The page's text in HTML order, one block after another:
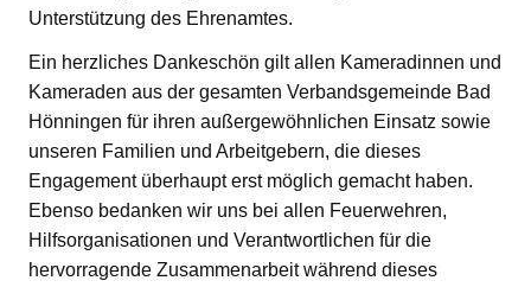
Unterstützung des Ehrenamtes.
Ein herzliches Dankeschön gilt allen Kameradinnen und
Kameraden aus der gesamten Verbandsgemeinde Bad
Hönningen für ihren außergewöhnlichen Einsatz sowie
unseren Familien und Arbeitgebern, die dieses
Engagement überhaupt erst möglich gemacht haben.
Ebenso bedanken wir uns bei allen Feuerwehren,
Hilfsorganisationen und Verantwortlichen für die
hervorragende Zusammenarbeit während dieses